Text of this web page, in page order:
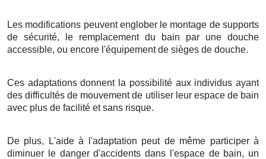
Les modifications peuvent englober le montage de supports
de sécurité, le remplacement du bain par une douche
accessible, ou encore l'équipement de sièges de douche.
Ces adaptations donnent la possibilité aux individus ayant
des difficultés de mouvement de utiliser leur espace de bain
avec plus de facilité et sans risque.
De plus, L'aide à l'adaptation peut de même participer à
diminuer le danger d'accidents dans l'espace de bain, un